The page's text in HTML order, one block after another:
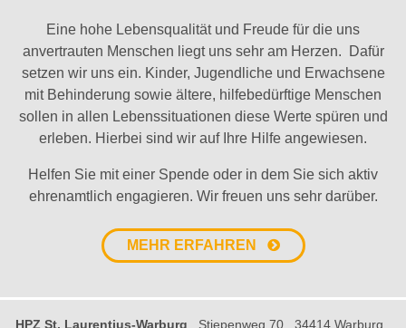
Eine hohe Lebensqualität und Freude für die uns
anvertrauten Menschen liegt uns sehr am Herzen. Dafür
setzen wir uns ein. Kinder, Jugendliche und Erwachsene
mit Behinderung sowie ältere, hilfebedürftige Menschen
sollen in allen Lebenssituationen diese Werte spüren und
erleben. Hierbei sind wir auf Ihre Hilfe angewiesen.
Helfen Sie mit einer Spende oder in dem Sie sich aktiv
ehrenamtlich engagieren. Wir freuen uns sehr darüber.
MEHR ERFAHREN
HPZ St. Laurentius-Warburg Stiepenweg 70 34414 Warburg